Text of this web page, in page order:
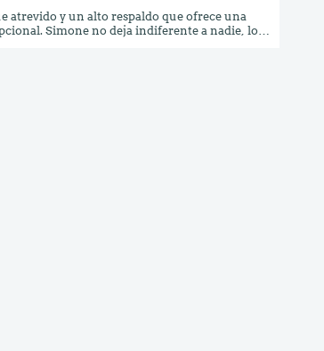
atrevido y un alto respaldo que ofrece una
Simone no deja indiferente a nadie, lo